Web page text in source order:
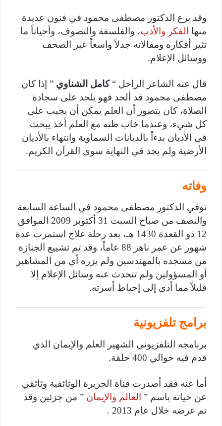
وقد برع الدكتور مصطفى محمود في فنون عديدة
منها الفكر والأدب، والفلسفة والتصوف، وأحياناً ما
تثير أفكاره ومقالاته جدلاً واسعاً عبر الصحف
ووسائل الإعلام.
قال عنه الشاعر الراحل “ كامل الشناوي ” إذا كان
مصطفى محمود قد ألحد فهو يلحد على سجادة
الصلاة، كان يتصور أن العلم يمكن أن يجيب على
كل شيء، وعندما خاب ظنه مع العلم أخذ يبحث
في الأديان بدءاً بالديانات السماوية وانتهاء بالأديان
الأرضية ولم يجد في النهاية سوى القرآن الكريم.
وفاته
توفي الدكتور مصطفى محمود في الساعة السابعة
والنصف من صباح السبت 31 أكتوبر 2009 الموافق
12 ذو القعدة 1430 هـ، بعد رحلة علاج استمرت عدة
شهور عن عمر ناهز 88 عاماً، وقد تم تشييع الجنازة
من مسجده بالمهندسين ولم يزره أي من المشاهير
أو المسؤولين ولم تتحدث عنه وسائل الإعلام إلا
قليلاً مما أدى إلى إحباط أسرته.
برامج تلفزيونية
برنامجه التلفزيوني الشهير العلم والإيمان الذي
قدم فيه حوالي 400 حلقة.
أما عنه فقد أصدرت قناة الجزيرة الوثائقية وثائقي
عن حياته باسم ” العالم والإيمان ” من جزئين وقد
تم عرضه خلال عام 2013 .